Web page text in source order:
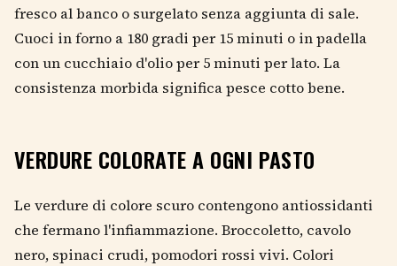
fresco al banco o surgelato senza aggiunta di sale.
Cuoci in forno a 180 gradi per 15 minuti o in padella
con un cucchiaio d'olio per 5 minuti per lato. La
consistenza morbida significa pesce cotto bene.
VERDURE COLORATE A OGNI PASTO
Le verdure di colore scuro contengono antiossidanti
che fermano l'infiammazione. Broccoletto, cavolo
nero, spinaci crudi, pomodori rossi vivi. Colori